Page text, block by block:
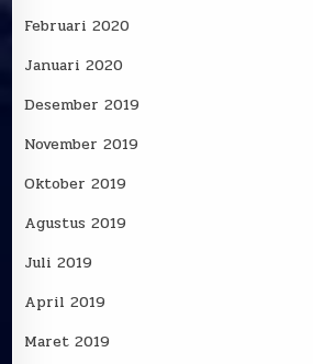
Februari 2020
Januari 2020
Desember 2019
November 2019
Oktober 2019
Agustus 2019
Juli 2019
April 2019
Maret 2019